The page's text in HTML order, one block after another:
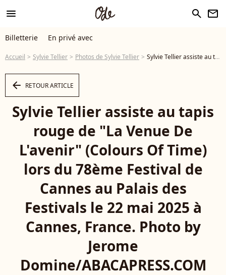
menu search newsletter
Billetterie En privé avec
Accueil Sylvie Tellier Photos de Sylvie Tellier Sylvie Tellier assiste au tapis rouge de "La Venue De L'avenir" (Colours Of Time) lors du 78ème Festival de Cannes au Palais des Festivals le 22 mai 2025 à Cannes, France. Photo by Jerome Domine/ABACAPRESS.COM - Photo
arrow_left RETOUR ARTICLE
Sylvie Tellier assiste au tapis
rouge de "La Venue De
L'avenir" (Colours Of Time)
lors du 78ème Festival de
Cannes au Palais des
Festivals le 22 mai 2025 à
Cannes, France. Photo by
Jerome
Domine/ABACAPRESS.COM